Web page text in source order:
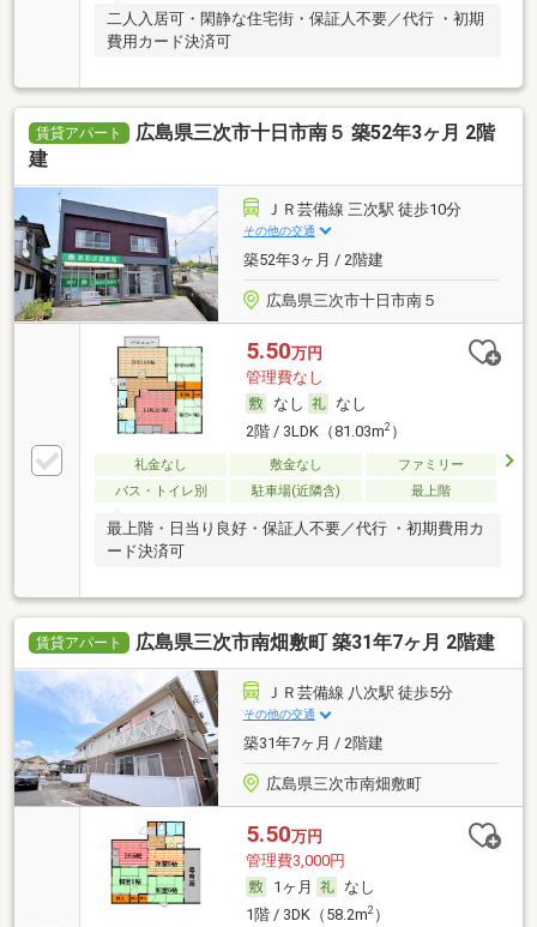
二人入居可・閑静な住宅街・保証人不要／代行 ・初期
費用カード決済可
賃貸アパート
広島県三次市十日市南５ 築52年3ヶ月 2階
建
ＪＲ芸備線 三次駅 徒歩10分
その他の交通
築52年3ヶ月 / 2階建
広島県三次市十日市南５
5.50万円
管理費なし
なし
なし
2階 / 3LDK（81.03m2）
礼金なし 敷金なし
ファミリー
バス・トイレ別
駐車場(近隣含) 最上階
最上階・日当り良好・保証人不要／代行 ・初期費用カ
ード決済可
賃貸アパート 広島県三次市南畑敷町 築31年7ヶ月 2階建
ＪＲ芸備線 八次駅 徒歩5分
その他の交通
築31年7ヶ月 / 2階建
広島県三次市南畑敷町
5.50万円
管理費3,000円
1ヶ月
なし
1階 / 3DK（58.2m2）